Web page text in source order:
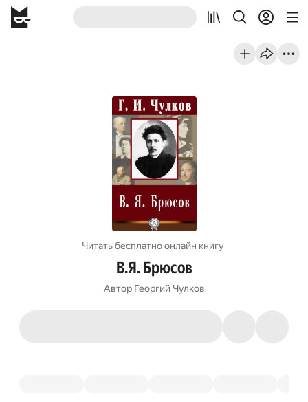
Читать бесплатно онлайн книгу
В.Я. Брюсов
Автор Георгий Чулков